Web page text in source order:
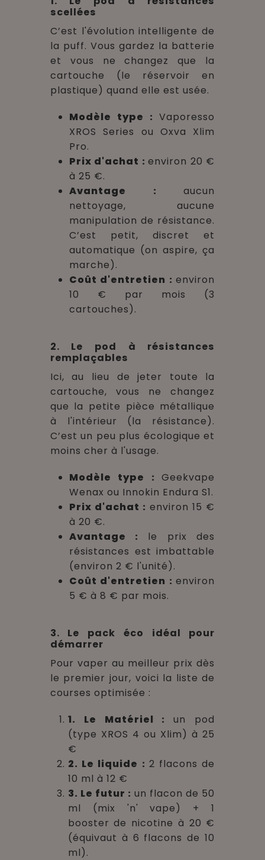
scellées
C’est l'évolution intelligente de
la puff. Vous gardez la batterie
et vous ne changez que la
cartouche (le réservoir en
plastique) quand elle est usée.
Modèle type :Vaporesso
XROS Series ou Oxva Xlim
Pro.
Prix d'achat :environ 20 €
à 25 €.
Avantage :aucun
nettoyage, aucune
manipulation de résistance.
C’est petit, discret et
automatique (on aspire, ça
marche).
Coût d'entretien :environ
10 € par mois (3
cartouches).
2. Le pod à résistances
remplaçables
Ici, au lieu de jeter toute la
cartouche, vous ne changez
que la petite pièce métallique
à l'intérieur (la résistance).
C’est un peu plus écologique et
moins cher à l'usage.
Modèle type :Geekvape
Wenax ou Innokin Endura S1.
Prix d'achat : environ 15 €
à 20 €.
Avantage : le prix des
résistances est imbattable
(environ 2 € l'unité).
Coût d'entretien :environ
5 € à 8 € par mois.
3. Le pack éco idéal pour
démarrer
Pour vaper au meilleur prix dès
le premier jour, voici la liste de
courses optimisée :
1. Le Matériel :un pod
(type XROS 4 ou Xlim) à 25
€
2. Le liquide : 2 flacons de
10 ml à 12 €
3. Le futur : un flacon de 50
ml (mix 'n' vape) + 1
booster de nicotine à 20 €
(équivaut à 6 flacons de 10
ml).